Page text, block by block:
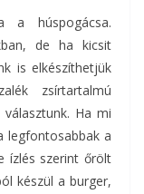
a húspogácsa.
de ha kicsit
is elkészíthetjük
zsírtartalmú
Ha mi
legfontosabbak a
ízlés szerint őrölt
készül a burger,